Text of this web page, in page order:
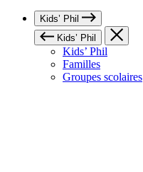
Kids’ Phil
Kids’ Phil
Kids’ Phil
Familles
Groupes scolaires